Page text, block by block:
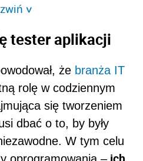
>
tester aplikacji
że branża IT
rolę w codziennym
się tworzeniem
dbać o to, by były
W tym celu